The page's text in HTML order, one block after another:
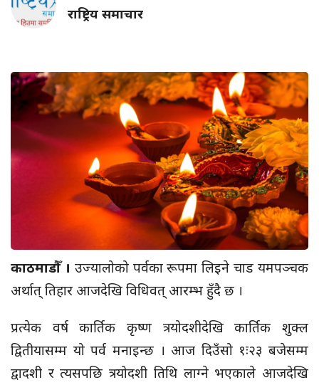
राष्ट्रिय समाचार
काठमाडौँ । उज्यालोको पर्वका रूपमा लिइने चाड यमपञ्चक
अर्थात् तिहार आजदेखि विधिवत् आरम्भ हुँदै छ ।
प्रत्येक वर्ष कार्तिक कृष्ण त्रयोदशीदेखि कार्तिक शुक्ल
द्वितीयासम्म यो पर्व मनाइन्छ । आज दिउँसो १ः२३ बजेसम्म
द्वादशी र त्यसपछि त्रयोदशी तिथि लाग्ने भएकाले आजदेखि